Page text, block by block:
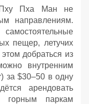
Пху Пха Ман не
направлениям.
пещер, летучих
добраться из
внутренним
за $30–50 в одну
арендовать
горным паркам